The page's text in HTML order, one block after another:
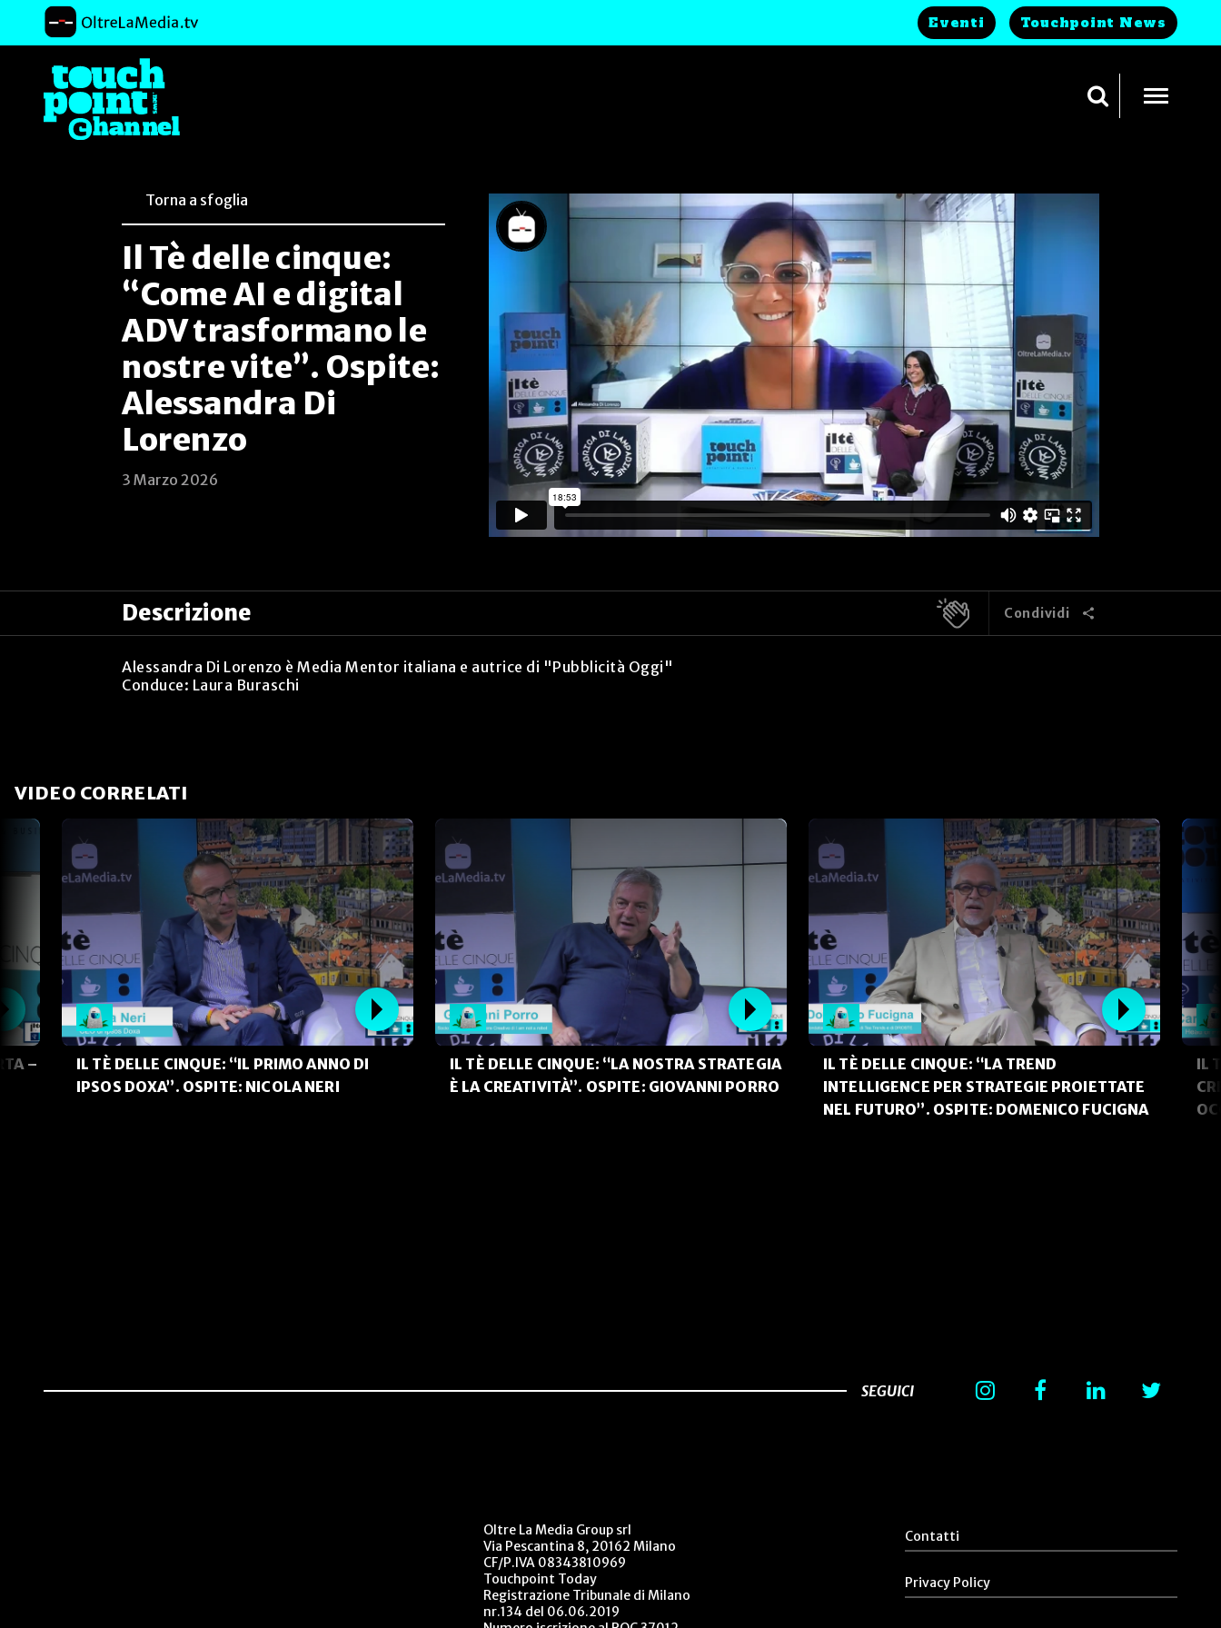
Eventi Touchpoint News
Torna a sfoglia
Il Tè delle cinque:
“Come AI e digital
ADV trasformano le
nostre vite”. Ospite:
Alessandra Di
Lorenzo
3 Marzo 2026
Descrizione Condividi
Alessandra Di Lorenzo è Media Mentor italiana e autrice di "Pubblicità Oggi"
Conduce: Laura Buraschi
VIDEO CORRELATI
–
IL TÈ DELLE CINQUE: “IL PRIMO ANNO DI
IPSOS DOXA”. OSPITE: NICOLA NERI
IL TÈ DELLE CINQUE: “LA NOSTRA STRATEGIA
È LA CREATIVITÀ”. OSPITE: GIOVANNI PORRO
IL TÈ DELLE CINQUE: “LA TREND
INTELLIGENCE PER STRATEGIE PROIETTATE
NEL FUTURO”. OSPITE: DOMENICO FUCIGNA
IL
SEGUICI
Oltre La Media Group srl
Via Pescantina 8, 20162 Milano
CF/P.IVA 08343810969
Touchpoint Today
Registrazione Tribunale di Milano
nr.134 del 06.06.2019
Contatti
Privacy Policy